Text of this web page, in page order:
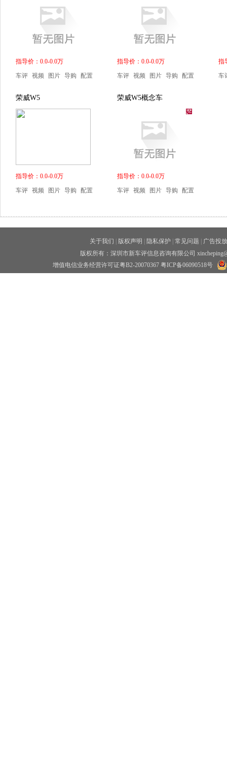
指导价：0.0-0.0万
车评 视频 图片 导购 配置
指导价：0.0-0.0万
车评 视频 图片 导购 配置
指
车
荣威W5
指导价：0.0-0.0万
车评 视频 图片 导购 配置
荣威W5概念车
指导价：0.0-0.0万
车评 视频 图片 导购 配置
关于我们 版权声明 隐私保护 常见问题
广告投放
版权所有：深圳市新车评信息咨询有限公司
增值电信业务经营许可证粤B2-20070367 粤ICP备06090518号